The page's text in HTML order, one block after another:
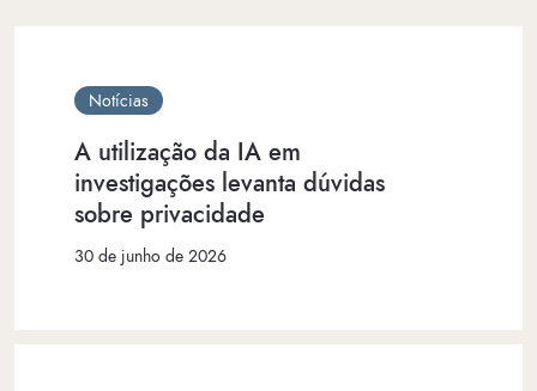
Notícias
A utilização da IA em
investigações levanta dúvidas
sobre privacidade
30 de junho de 2026